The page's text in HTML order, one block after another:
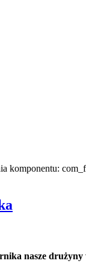
komponentu:
nasze drużyny